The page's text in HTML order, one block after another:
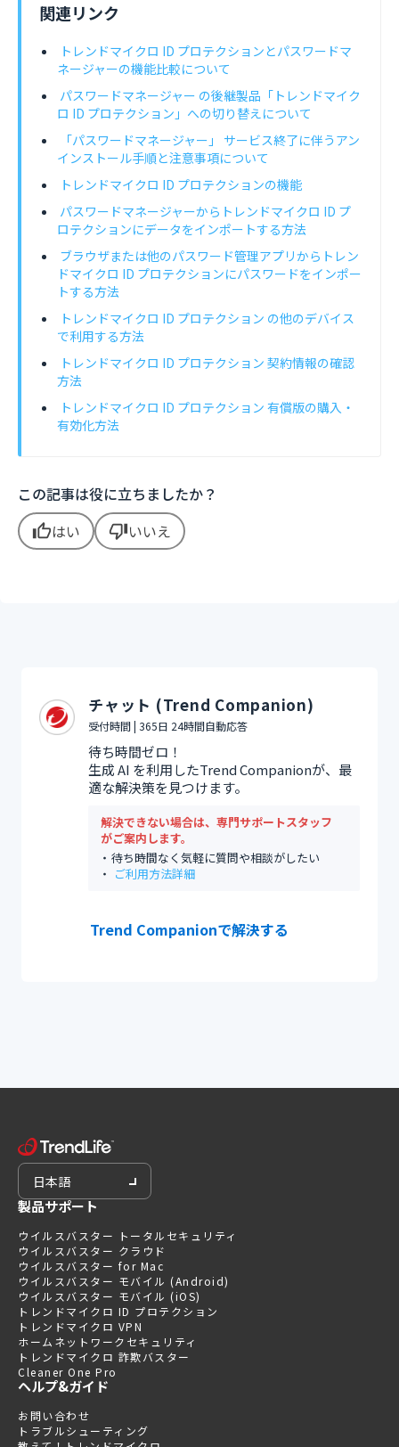
関連リンク
トレンドマイクロ ID プロテクションとパスワードマ
ネージャーの機能比較について
パスワードマネージャー の後継製品「トレンドマイク
ロ ID プロテクション」への切り替えについて
「パスワードマネージャー」 サービス終了に伴うアン
インストール手順と注意事項について
トレンドマイクロ ID プロテクションの機能
パスワードマネージャーからトレンドマイクロ ID プ
ロテクションにデータをインポートする方法
ブラウザまたは他のパスワード管理アプリからトレン
ドマイクロ ID プロテクションにパスワードをインポー
トする方法
トレンドマイクロ ID プロテクション の他のデバイス
で利用する方法
トレンドマイクロ ID プロテクション 契約情報の確認
方法
トレンドマイクロ ID プロテクション 有償版の購入・
有効化方法
この記事は役に立ちましたか？
thumb_upはい thumb_downいいえ
チャット (Trend Companion)
受付時間 | 365日 24時間自動応答
待ち時間ゼロ！
生成 AI を利用したTrend Companionが、最
適な解決策を見つけます。
解決できない場合は、専門サポートスタッフ
がご案内します。
待ち時間なく気軽に質問や相談がしたい
ご利用方法詳細
Trend Companionで解決する
日本語
製品サポート
ウイルスバスター トータルセキュリティ
ウイルスバスター クラウド
ウイルスバスター for Mac
ウイルスバスター モバイル (Android)
ウイルスバスター モバイル (iOS)
トレンドマイクロ ID プロテクション
トレンドマイクロ VPN
ホームネットワークセキュリティ
トレンドマイクロ 詐欺バスター
Cleaner One Pro
ヘルプ&ガイド
お問い合わせ
トラブルシューティング